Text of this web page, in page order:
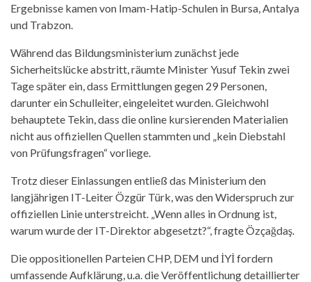
Ergebnisse kamen von Imam-Hatip-Schulen in Bursa, Antalya
und Trabzon.
Während das Bildungsministerium zunächst jede
Sicherheitslücke abstritt, räumte Minister Yusuf Tekin zwei
Tage später ein, dass Ermittlungen gegen 29 Personen,
darunter ein Schulleiter, eingeleitet wurden. Gleichwohl
behauptete Tekin, dass die online kursierenden Materialien
nicht aus offiziellen Quellen stammten und „kein Diebstahl
von Prüfungsfragen“ vorliege.
Trotz dieser Einlassungen entließ das Ministerium den
langjährigen IT-Leiter Özgür Türk, was den Widerspruch zur
offiziellen Linie unterstreicht. „Wenn alles in Ordnung ist,
warum wurde der IT-Direktor abgesetzt?“, fragte Özçağdaş.
Die oppositionellen Parteien CHP, DEM und İYİ fordern
umfassende Aufklärung, u.a. die Veröffentlichung detaillierter